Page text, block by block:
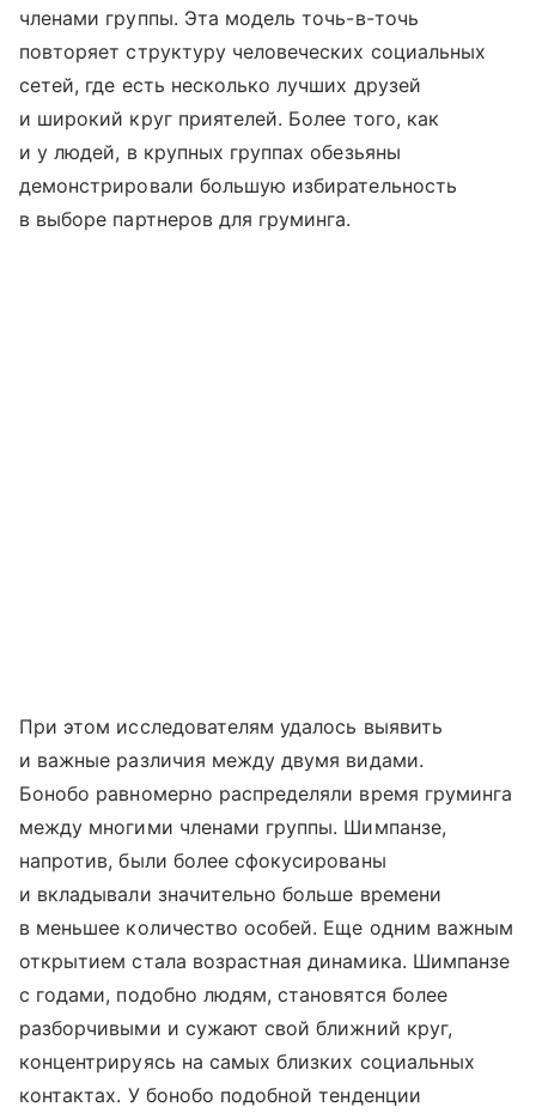
членами группы. Эта модель точь-в-точь
повторяет структуру человеческих социальных
сетей, где есть несколько лучших друзей
и широкий круг приятелей. Более того, как
и у людей, в крупных группах обезьяны
демонстрировали большую избирательность
в выборе партнеров для груминга.
При этом исследователям удалось выявить
и важные различия между двумя видами.
Бонобо равномерно распределяли время груминга
между многими членами группы. Шимпанзе,
напротив, были более сфокусированы
и вкладывали значительно больше времени
в меньшее количество особей. Еще одним важным
открытием стала возрастная динамика. Шимпанзе
с годами, подобно людям, становятся более
разборчивыми и сужают свой ближний круг,
концентрируясь на самых близких социальных
контактах. У бонобо подобной тенденции